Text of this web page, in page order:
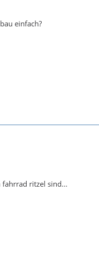
einfach?
fahrrad ritzel sind...